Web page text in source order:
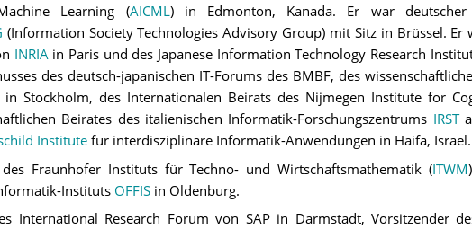
Learning (AICML) in Edmonton, Kanada. Er war
(Information Society Technologies Advisory Group) mit Sitz in Brüssel.
INRIAin Paris und des Japanese Information Technology Research
des deutsch-japanischen IT-Forums des BMBF, des
in Stockholm, des Internationalen Beirats des Nijmegen Institute for
Beirates des italienischen Informatik-Forschungszentrums IRST
Institutefür interdisziplinäre Informatik-Anwendungen in Haifa, Israel.
Fraunhofer Instituts für Techno- und Wirtschaftsmathematik (ITWM
Instituts OFFIS in Oldenburg.
International Research Forum von SAP in Darmstadt, Vorsitzender